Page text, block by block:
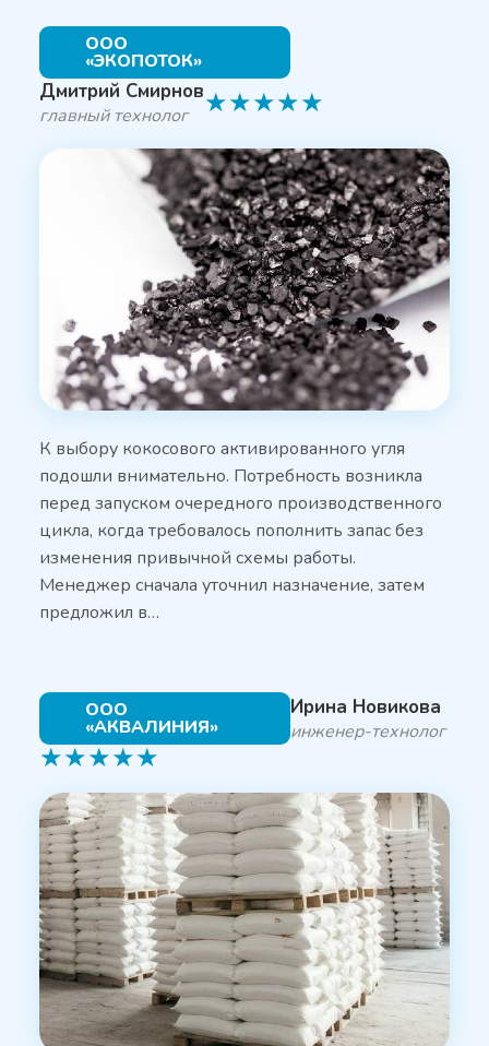
ООО
«ЭКОПОТОК»
Дмитрий Смирнов
главный технолог ★★★★★
К выбору кокосового активированного угля
подошли внимательно. Потребность возникла
перед запуском очередного производственного
цикла, когда требовалось пополнить запас без
изменения привычной схемы работы.
Менеджер сначала уточнил назначение, затем
предложил в…
ООО
«АКВАЛИНИЯ»
Ирина Новикова
инженер-технолог
★★★★★